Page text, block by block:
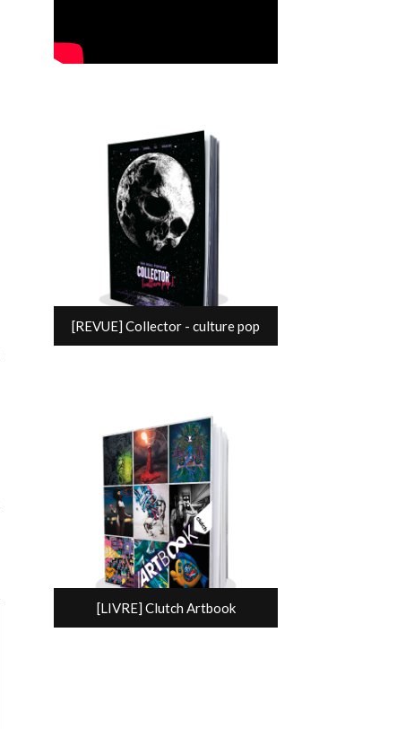
[REVUE] Collector - culture pop
[LIVRE] Clutch Artbook